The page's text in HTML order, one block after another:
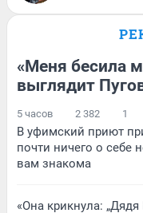
«Меня бесила
выглядит
5 часов 2 382 1
В уфимский приют
почти ничего о себе
вам знакома
«Она крикнула: